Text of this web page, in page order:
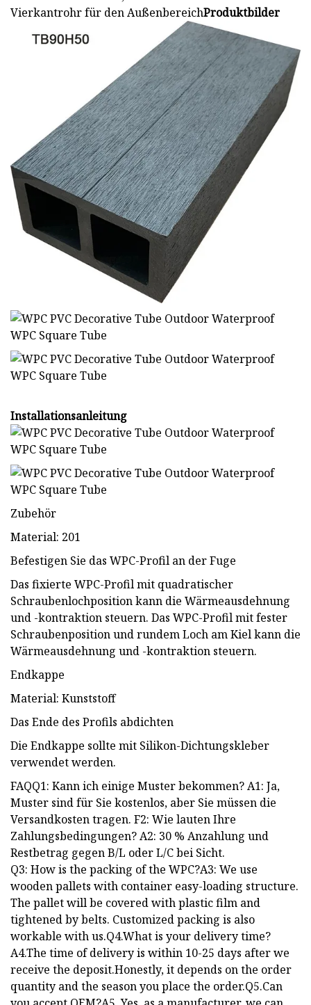
Vierkantrohr für den AußenbereichProduktbilder
Installationsanleitung
Zubehör
Material: 201
Befestigen Sie das WPC-Profil an der Fuge
Das fixierte WPC-Profil mit quadratischer
Schraubenlochposition kann die Wärmeausdehnung
und -kontraktion steuern. Das WPC-Profil mit fester
Schraubenposition und rundem Loch am Kiel kann die
Wärmeausdehnung und -kontraktion steuern.
Endkappe
Material: Kunststoff
Das Ende des Profils abdichten
Die Endkappe sollte mit Silikon-Dichtungskleber
verwendet werden.
FAQQ1: Kann ich einige Muster bekommen? A1: Ja,
Muster sind für Sie kostenlos, aber Sie müssen die
Versandkosten tragen. F2: Wie lauten Ihre
Zahlungsbedingungen? A2: 30 % Anzahlung und
Restbetrag gegen B/L oder L/C bei Sicht.
Q3: How is the packing of the WPC?A3: We use
wooden pallets with container easy-loading structure.
The pallet will be covered with plastic film and
tightened by belts. Customized packing is also
workable with us.Q4.What is your delivery time?
A4.The time of delivery is within 10-25 days after we
receive the deposit.Honestly, it depends on the order
quantity and the season you place the order.Q5.Can